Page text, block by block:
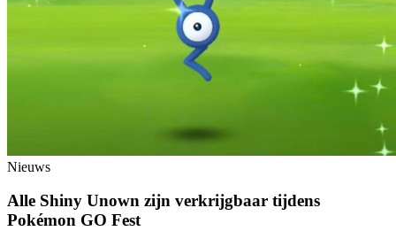
Nieuws
Alle Shiny Unown zijn verkrijgbaar tijdens
Pokémon GO Fest